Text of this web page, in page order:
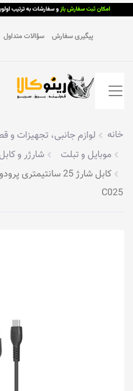
پیگیری سفارش سؤالات متداول
خانه لوازم جانبی، تجهیزات و
موبایل و تبلت
شارژر و کابل
C025